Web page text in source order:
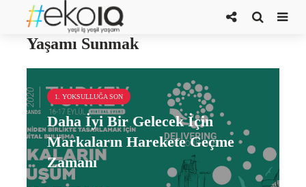
Delivering The Good Life/İyi
Yaşamı Sunmak
1. YOKSULLUĞA SON
Daha İyi Bir Gelecek İçin
Markaların Harekete Geçme
Zamanı